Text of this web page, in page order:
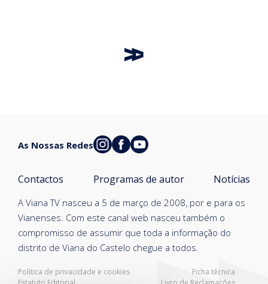
Política de privacidade e cookies
Ficha técnica
A Viana TV nasceu a 5 de março de 2008, por e para os
Vianenses. Com este canal web nasceu também o
compromisso de assumir que toda a informação do
distrito de Viana do Castelo chegue a todos.
Contactos Programas de autor Notícias
As Nossas Redes